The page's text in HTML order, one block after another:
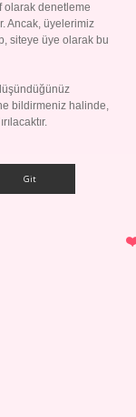
olarak denetleme
Ancak, üyelerimiz
siteye üye olarak bu
bildirmeniz halinde,